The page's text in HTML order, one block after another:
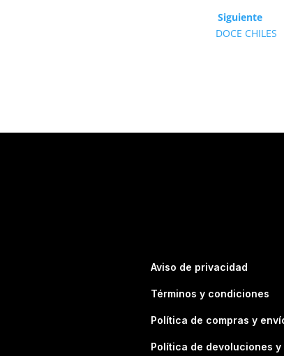
Siguiente
DOCE CHILES
Aviso de privacidad
Términos y condiciones
Política de compras y
Política de devoluciones y